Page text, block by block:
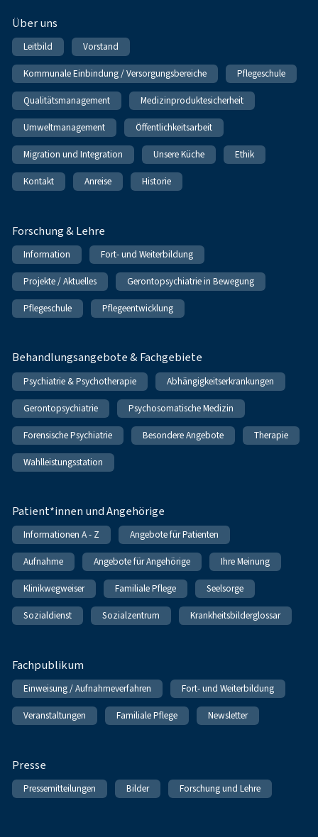
Über uns
Leitbild Vorstand
Kommunale Einbindung / Versorgungsbereiche Pflegeschule
Qualitätsmanagement Medizinproduktesicherheit
Umweltmanagement Öffentlichkeitsarbeit
Migration und Integration Unsere Küche Ethik
Kontakt Anreise Historie
Forschung & Lehre
Information Fort- und Weiterbildung
Projekte / Aktuelles Gerontopsychiatrie in Bewegung
Pflegeschule Pflegeentwicklung
Behandlungsangebote & Fachgebiete
Psychiatrie & Psychotherapie Abhängigkeitserkrankungen
Gerontopsychiatrie Psychosomatische Medizin
Forensische Psychiatrie Besondere Angebote Therapie
Wahlleistungsstation
Patient*innen und Angehörige
Informationen A - Z Angebote für Patienten
Aufnahme Angebote für Angehörige Ihre Meinung
Klinikwegweiser Familiale Pflege Seelsorge
Sozialdienst Sozialzentrum Krankheitsbilderglossar
Fachpublikum
Einweisung / Aufnahmeverfahren Fort- und Weiterbildung
Veranstaltungen Familiale Pflege Newsletter
Presse
Pressemitteilungen Bilder Forschung und Lehre